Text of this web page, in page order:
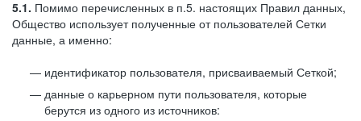
5.1. Помимо перечисленных в п.5. настоящих Правил данных,
Общество использует полученные от пользователей Сетки
данные, а именно:
идентификатор пользователя, присваиваемый Сеткой;
данные о карьерном пути пользователя, которые
берутся из одного из источников: